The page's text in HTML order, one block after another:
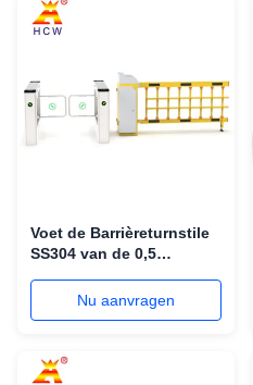
Voet de Barrièreturnstile
SS304 van de 0,5
met Gezichtserkenning
Nu aanvragen